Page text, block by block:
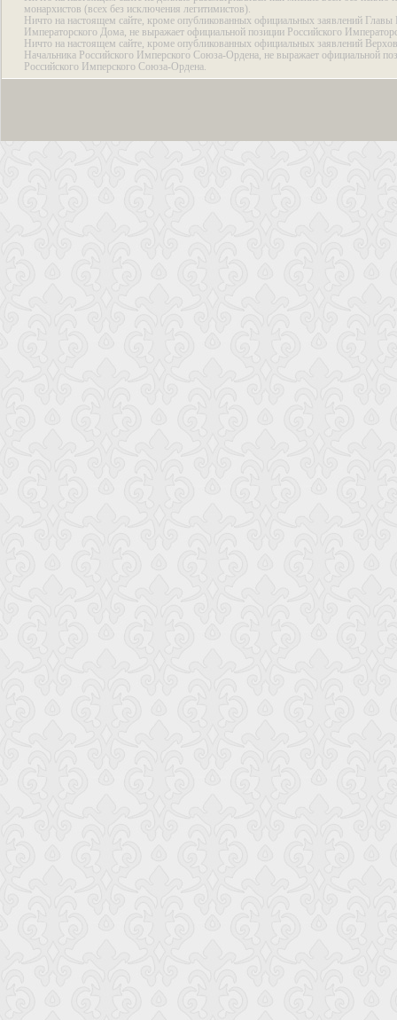
монархистов (всех без исключения легитимистов).
Ничто на настоящем сайте, кроме опубликованных официальных заявлений Главы
Императорского Дома, не выражает официальной позиции Российского
Ничто на настоящем сайте, кроме опубликованных официальных заявлений
Начальника Российского Имперского Союза-Ордена, не выражает официальной
Российского Имперского Союза-Ордена.